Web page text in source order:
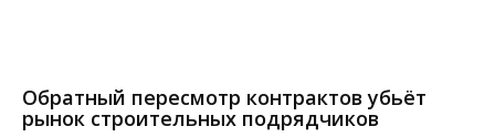
Обратный пересмотр контрактов убьёт
рынок строительных подрядчиков